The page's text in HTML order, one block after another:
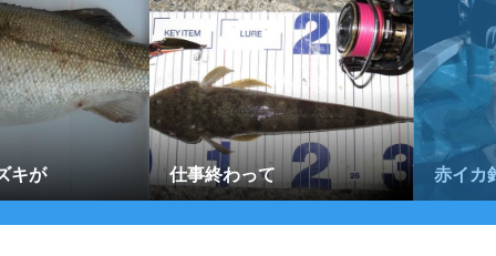
キが 仕事終わって 赤イカ